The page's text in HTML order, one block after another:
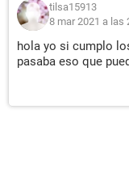
tilsa15913
8 mar 2021 a las
hola yo si cumplo
pasaba eso que